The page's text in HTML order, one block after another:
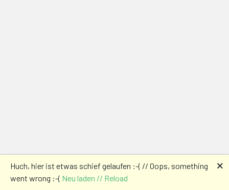
Huch, hier ist etwas schief gelaufen :-( // Oops, something
went wrong :-( Neu laden // Reload
🗙